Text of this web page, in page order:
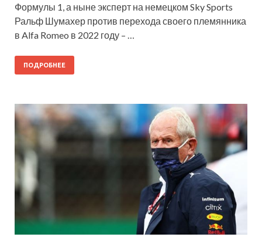
Формулы 1, а ныне эксперт на немецком Sky Sports
Ральф Шумахер против перехода своего племянника
в Alfa Romeo в 2022 году – …
ПОДРОБНЕЕ